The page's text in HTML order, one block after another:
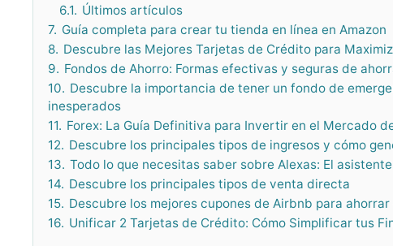
6.1. Últimos artículos
7. Guía completa para crear tu tienda en línea en Amazon
8. Descubre las Mejores Tarjetas de Crédito para
9. Fondos de Ahorro: Formas efectivas y seguras de
10. Descubre la importancia de tener un fondo de
inesperados
11. Forex: La Guía Definitiva para Invertir en el Mercado
12. Descubre los principales tipos de ingresos y cómo
13. Todo lo que necesitas saber sobre Alexas: El
14. Descubre los principales tipos de venta directa
15. Descubre los mejores cupones de Airbnb para
16. Unificar 2 Tarjetas de Crédito: Cómo Simplificar tus